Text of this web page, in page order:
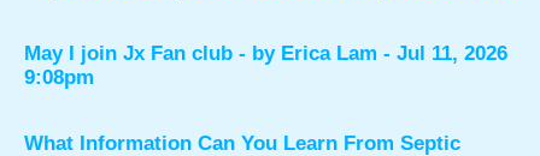
May I join Jx Fan club - by Erica Lam - Jul 11, 2026
9:08pm
What Information Can You Learn From Septic